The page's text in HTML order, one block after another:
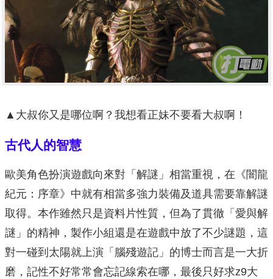
▲大叔你又是哪位啊？我想看正妹不要看大叔啊！
古代人的智慧
歐美角色扮演遊戲向來對「解謎」相當重視，在《闇龍
紀元：序章》中就有相當多強力裝備及道具需要靠解謎
取得。本作雖然只是資料片性質，但為了貫徹「愛與解
謎」的精神，製作小組還是在遊戲中放了不少謎題，這
對一碰到太陽就上演「腦殘遊記」的博士而言是一大折
磨，記性不好常常會忘記線索在哪，最後只好求z9大